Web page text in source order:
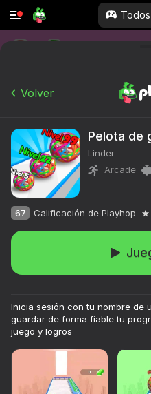
Volver
Pelota de
Linder
Arcade
67 Calificación de Playhop
Inicia sesión con tu nombre de
guardar de forma fiable tu
juego y logros